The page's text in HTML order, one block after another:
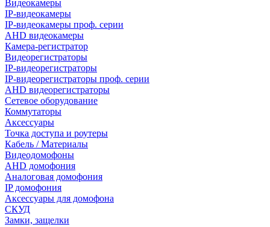
Видеокамеры
IP-видеокамеры
IP-видеокамеры проф. серии
AHD видеокамеры
Камера-регистратор
Видеорегистраторы
IP-видеорегистраторы
IP-видеорегистраторы проф. серии
AHD видеорегистраторы
Сетевое оборудование
Коммутаторы
Аксессуары
Точка доступа и роутеры
Кабель / Материалы
Видеодомофоны
AHD домофония
Аналоговая домофония
IP домофония
Аксессуары для домофона
СКУД
Замки, защелки